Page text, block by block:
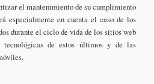
el mantenimiento de su cumplimiento
especialmente en cuenta el caso de los
durante el ciclo de vida de los sitios web
tecnológicas de estos últimos y de las